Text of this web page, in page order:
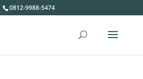
0812-9988-5474